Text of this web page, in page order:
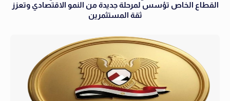
القطاع الخاص تؤسس لمرحلة جديدة من النمو الاقتصادي وتعزز
ثقة المستثمرين